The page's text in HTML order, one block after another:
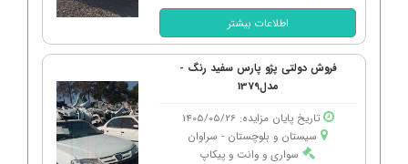
اطلاعات بیشتر
فروش دولتی پژو پارس سفید رنگ -
مدل1379
تاریخ پایان مزایده: 1405/05/26
سیستان و بلوچستان - سراوان
سواری و وانت و پیکاپ